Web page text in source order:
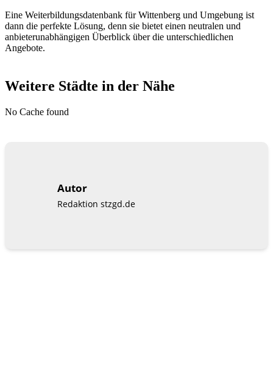
Eine Weiterbildungsdatenbank für Wittenberg und Umgebung ist
dann die perfekte Lösung, denn sie bietet einen neutralen und
anbieterunabhängigen Überblick über die unterschiedlichen
Angebote.
Weitere Städte in der Nähe
No Cache found
Autor
Redaktion stzgd.de